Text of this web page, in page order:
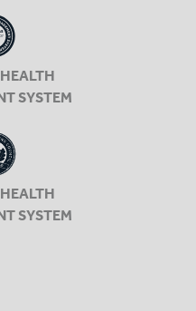
SYSTEM
SYSTEM